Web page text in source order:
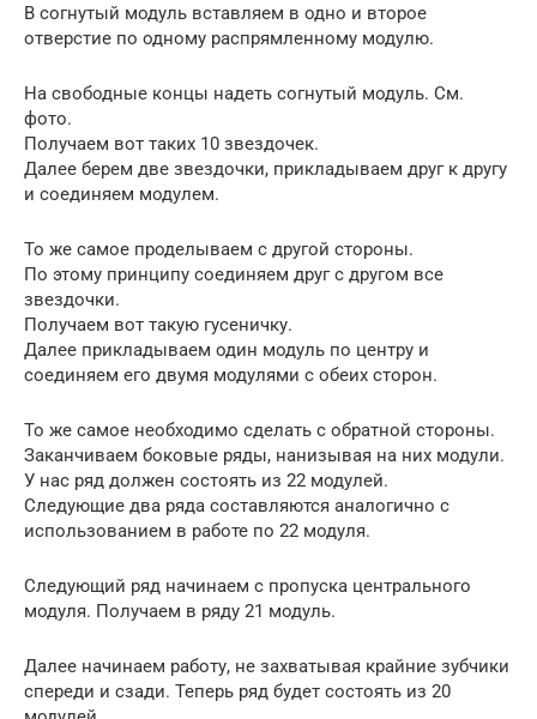
В согнутый модуль вставляем в одно и второе
отверстие по одному распрямленному модулю.
На свободные концы надеть согнутый модуль. См.
фото.
Получаем вот таких 10 звездочек.
Далее берем две звездочки, прикладываем друг к другу
и соединяем модулем.
То же самое проделываем с другой стороны.
По этому принципу соединяем друг с другом все
звездочки.
Получаем вот такую гусеничку.
Далее прикладываем один модуль по центру и
соединяем его двумя модулями с обеих сторон.
То же самое необходимо сделать с обратной стороны.
Заканчиваем боковые ряды, нанизывая на них модули.
У нас ряд должен состоять из 22 модулей.
Следующие два ряда составляются аналогично с
использованием в работе по 22 модуля.
Следующий ряд начинаем с пропуска центрального
модуля. Получаем в ряду 21 модуль.
Далее начинаем работу, не захватывая крайние зубчики
спереди и сзади. Теперь ряд будет состоять из 20